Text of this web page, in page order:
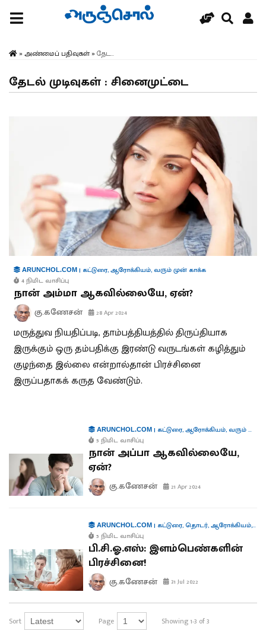
» அண்மைப் பதிவுகள்» தேட...
தேடல் முடிவுகள் : சினைமுட்டை
ARUNCHOL.COM | கட்டுரை,ஆரோக்கியம், வரும் முன் காக்க
4 நிமிட வாசிப்பு
நான் அம்மா ஆகவில்லையே, ஏன்?
கு.கணேசன் 28 Apr 2024
மருத்துவ நியதிப்படி, தாம்பத்தியத்தில் திருப்தியாக
இருக்கும் ஒரு தம்பதிக்கு இரண்டு வருடங்கள் கழித்தும்
குழந்தை இல்லை என்றால்தான் பிரச்சினை
இருப்பதாகக் கருத வேண்டும்.
ARUNCHOL.COM| கட்டுரை,ஆரோக்கியம், வரும் முன் காக்க
5 நிமிட வாசிப்பு
நான் அப்பா ஆகவில்லையே,
ஏன்?
கு.கணேசன் 21 Apr 2024
ARUNCHOL.COM| கட்டுரை,தொடர்,ஆரோக்கியம்,
5 நிமிட வாசிப்பு
பி.சி.ஓ.எஸ்: இளம்பெண்களின்
பிரச்சினை!
கு.கணேசன் 31 Jul 2022
Sort Page Showing 1-3 of 3